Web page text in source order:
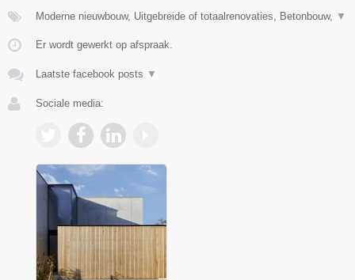
Moderne nieuwbouw, Uitgebreide of totaalrenovaties, Betonbouw, ▼
Er wordt gewerkt op afspraak.
Laatste facebook posts ▼
Sociale media: